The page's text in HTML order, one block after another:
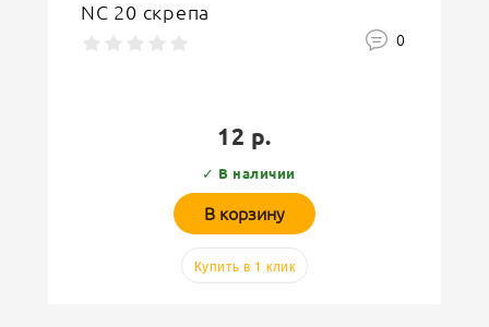
NC 20 скрепа
0
12 р.
✓ В наличии
В корзину
Купить в 1 клик